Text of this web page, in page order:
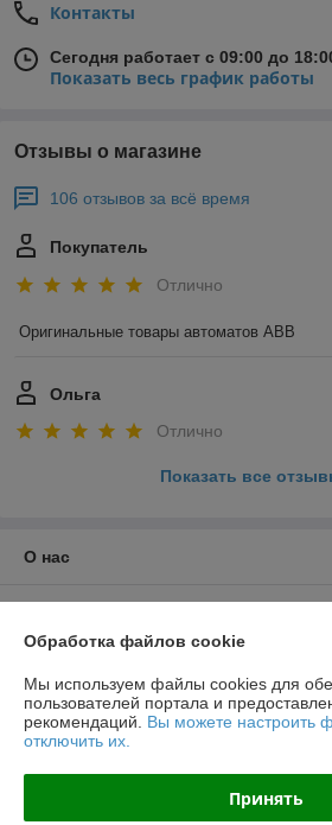
Контакты
Сегодня работает с 09:00 до
Показать весь график работы
Отзывы о магазине
106 отзывов за всё время
Покупатель
Отлично
Оригинальные товары автоматов ABB
Ольга
Отлично
Показать все
О нас
График работы
Полная версия сайта
Обработка файлов cookie
Мы используем файлы cookies для
пользователей портала и
рекомендаций. Вы можете настроить
отключить их.
Принять